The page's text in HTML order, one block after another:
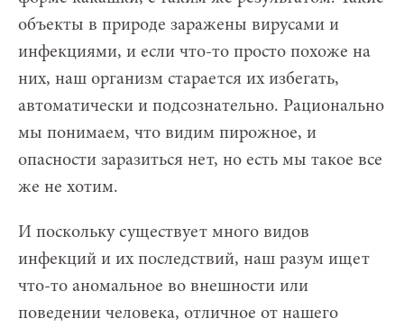
объекты в природе заражены вирусами и
инфекциями, и если что-то просто похоже на
них, наш организм старается их избегать,
автоматически и подсознательно. Рационально
мы понимаем, что видим пирожное, и
опасности заразиться нет, но есть мы такое все
же не хотим.
И поскольку существует много видов
инфекций и их последствий, наш разум ищет
что-то аномальное во внешности или
поведении человека, отличное от нашего